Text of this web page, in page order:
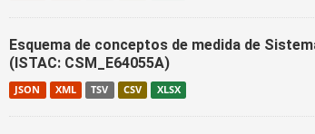
Esquema de conceptos de medida de
(ISTAC: CSM_E64055A)
JSON XML TSV CSV XLSX